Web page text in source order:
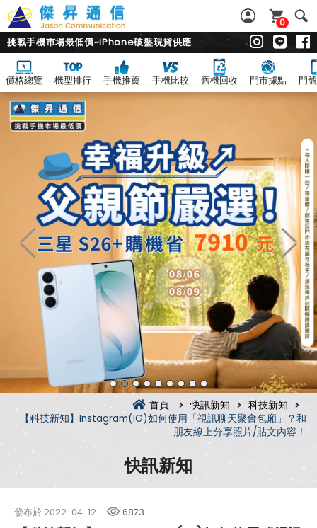
0
挑戰手機市場最低價~iPhone破盤現貨供應
價格總覽 機型排行 手機推薦 手機比較 舊機回收 門市據點 門
首頁 快訊新知
科技新知
【科技新知】Instagram(IG)如何使用「視訊聊天聚會包廂」？和
朋友線上分享照片/貼文內容！
快訊新知
發布於 2022-04-12 6873